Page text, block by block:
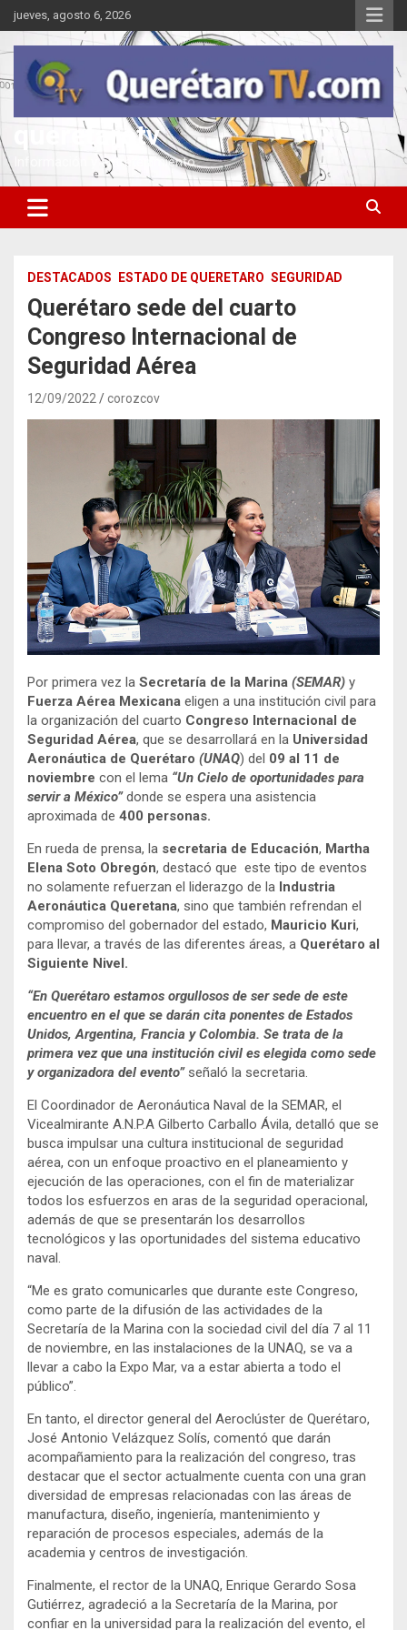
Saltar
al
contenido
jueves, agosto 6, 2026
queretarotv
Información y entretenimiento
DESTACADOS ESTADO DE QUERETARO SEGURIDAD
Querétaro sede del cuarto
Congreso Internacional de
Seguridad Aérea
12/09/2022 corozcov
Por primera vez la Secretaría de la Marina (SEMAR) y
Fuerza Aérea Mexicana eligen a una institución civil para
la organización del cuarto Congreso Internacional de
Seguridad Aérea, que se desarrollará en la Universidad
Aeronáutica de Querétaro (UNAQ) del 09 al 11 de
noviembre con el lema “Un Cielo de oportunidades para
servir a México”donde se espera una asistencia
aproximada de 400 personas.
En rueda de prensa, la secretaria de Educación, Martha
Elena Soto Obregón, destacó que este tipo de eventos
no solamente refuerzan el liderazgo de la Industria
Aeronáutica Queretana, sino que también refrendan el
compromiso del gobernador del estado, Mauricio Kuri,
para llevar, a través de las diferentes áreas, a Querétaro al
Siguiente Nivel.
“En Querétaro estamos orgullosos de ser sede de este
encuentro en el que se darán cita ponentes de Estados
Unidos, Argentina, Francia y Colombia. Se trata de la
primera vez que una institución civil es elegida como sede
y organizadora del evento”señaló la secretaria.
El Coordinador de Aeronáutica Naval de la SEMAR, el
Vicealmirante A.N.P.A Gilberto Carballo Ávila, detalló que se
busca impulsar una cultura institucional de seguridad
aérea, con un enfoque proactivo en el planeamiento y
ejecución de las operaciones, con el fin de materializar
todos los esfuerzos en aras de la seguridad operacional,
además de que se presentarán los desarrollos
tecnológicos y las oportunidades del sistema educativo
naval.
“Me es grato comunicarles que durante este Congreso,
como parte de la difusión de las actividades de la
Secretaría de la Marina con la sociedad civil del día 7 al 11
de noviembre, en las instalaciones de la UNAQ, se va a
llevar a cabo la Expo Mar, va a estar abierta a todo el
público”.
En tanto, el director general del Aeroclúster de Querétaro,
José Antonio Velázquez Solís, comentó que darán
acompañamiento para la realización del congreso, tras
destacar que el sector actualmente cuenta con una gran
diversidad de empresas relacionadas con las áreas de
manufactura, diseño, ingeniería, mantenimiento y
reparación de procesos especiales, además de la
academia y centros de investigación.
Finalmente, el rector de la UNAQ, Enrique Gerardo Sosa
Gutiérrez, agradeció a la Secretaría de la Marina, por
confiar en la universidad para la realización del evento, el